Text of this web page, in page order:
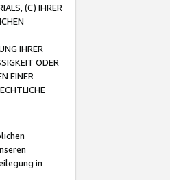
(C) IHRER
IHRER
ODER
EINER
in